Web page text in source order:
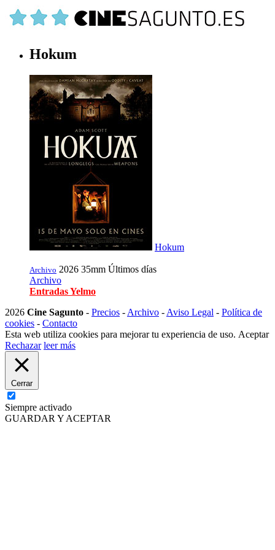
Hokum
Hokum
Archivo 2026 35mm Últimos días
Archivo
Entradas Yelmo
2026 Cine Sagunto - Precios - Archivo - Aviso Legal - Política de
cookies - Contacto
Esta web utiliza cookies para mejorar tu experiencia de uso. Aceptar
Rechazar leer más
Cerrar
Siempre activado
GUARDAR Y ACEPTAR